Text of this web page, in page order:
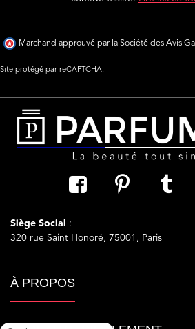
Marchand approuvé par la Société des Avis
Site protégé par reCAPTCHA. -
Siège Social
:
320 rue Saint Honoré, 75001, Paris
À PROPOS